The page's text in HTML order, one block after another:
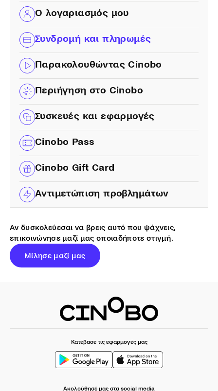
Ο λογαριασμός μου
Συνδρομή και πληρωμές
Παρακολουθώντας Cinobo
Περιήγηση στο Cinobo
Συσκευές και εφαρμογές
Cinobo Pass
Cinobo Gift Card
Αντιμετώπιση προβλημάτων
Αν δυσκολεύεσαι να βρεις αυτό που ψάχνεις,
επικοινώνησε μαζί μας οποιαδήποτε στιγμή.
Μίλησε μαζί μας
Κατέβασε τις εφαρμογές μας
Ακολούθησέ μας στα social media